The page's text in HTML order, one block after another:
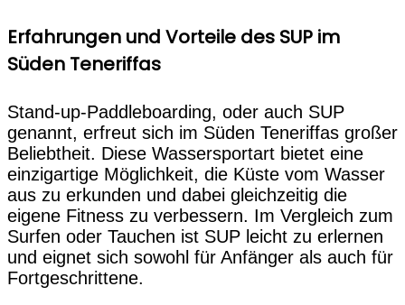
Erfahrungen und Vorteile des SUP im
Süden Teneriffas
Stand-up-Paddleboarding, oder auch SUP
genannt, erfreut sich im Süden Teneriffas großer
Beliebtheit. Diese Wassersportart bietet eine
einzigartige Möglichkeit, die Küste vom Wasser
aus zu erkunden und dabei gleichzeitig die
eigene Fitness zu verbessern. Im Vergleich zum
Surfen oder Tauchen ist SUP leicht zu erlernen
und eignet sich sowohl für Anfänger als auch für
Fortgeschrittene.